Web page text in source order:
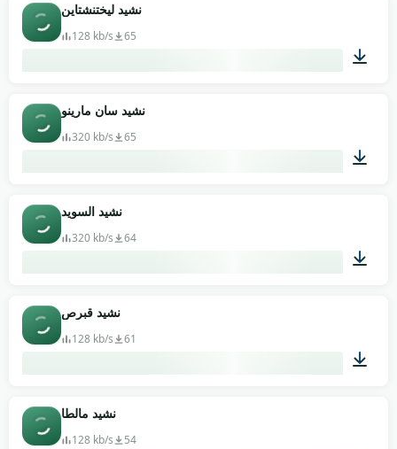
نشيد ليختنشتاين
128 kb/s 65
نشيد سان مارينو
320 kb/s 65
نشيد السويد
320 kb/s 64
نشيد قبرص
128 kb/s 61
نشيد مالطا
128 kb/s 54